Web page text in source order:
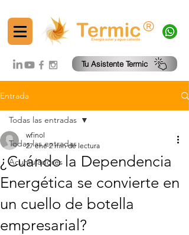
®
Tu Asistente Termic
Entrada
Todas las entradas
Acumuladores
Todas las entradas
¿Cuándo la Dependencia
Energética se convierte en
un cuello de botella
empresarial?
wfinol
27 ene 2 min de lectura